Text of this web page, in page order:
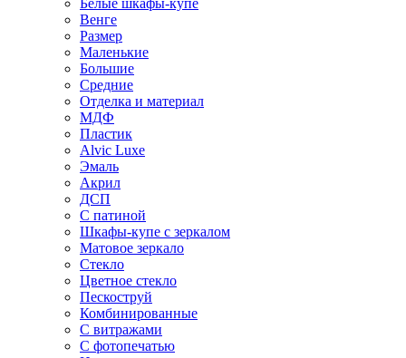
Белые шкафы-купе
Венге
Размер
Маленькие
Большие
Средние
Отделка и материал
МДФ
Пластик
Alvic Luxe
Эмаль
Акрил
ДСП
С патиной
Шкафы-купе с зеркалом
Матовое зеркало
Стекло
Цветное стекло
Пескоструй
Комбинированные
С витражами
С фотопечатью